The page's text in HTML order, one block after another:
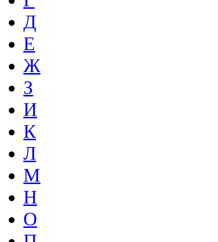
Д
Е
Ж
З
И
К
Л
М
Н
О